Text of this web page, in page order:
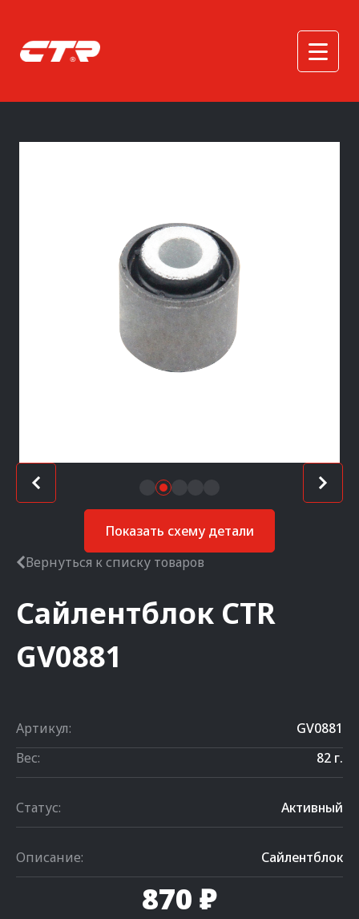
Показать схему детали
Вернуться к списку товаров
Сайлентблок CTR
GV0881
Артикул:
GV0881
Вес:
82 г.
Статус: Активный
Описание: Сайлентблок
870 ₽